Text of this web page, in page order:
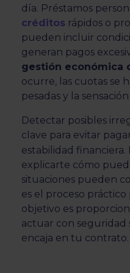
día. Préstamos
créditos rápidos o
pueden incluir
generan pagos
gestión económica
ocurre, las cuotas se
pesadas y la
Detectar posibles
clave para evitar
estabilidad financiera.
explicarte cómo
situaciones pueden
es el proceso práctico
objetivo es
actuar con seguridad
encaja en tu contrato.